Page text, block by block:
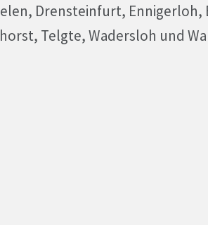
Drensteinfurt, Ennigerloh,
Telgte, Wadersloh und